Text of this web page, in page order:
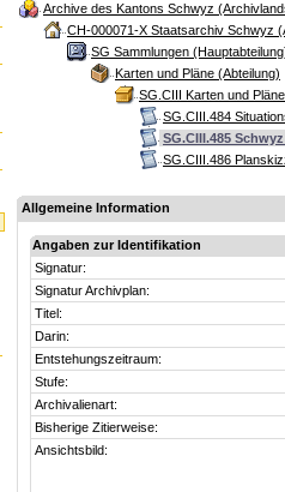
Archive des Kantons Schwyz
CH-000071-X Staatsarchiv Schwyz
SG Sammlungen
Karten und Pläne (Abteilung)
SG.CIII Karten und
SG.CIII.484
SG.CIII.485
SG.CIII.486
Allgemeine Information
Angaben zur Identifikation
Signatur:
Signatur Archivplan:
Titel:
Darin:
Entstehungszeitraum:
Stufe:
Archivalienart:
Bisherige Zitierweise:
Ansichtsbild: